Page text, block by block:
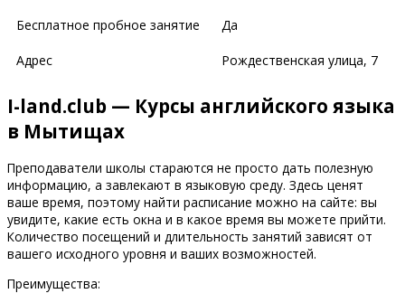
Бесплатное пробное занятие Да
Адрес Рождественская улица, 7
I-land.club — Курсы английского языка
в Мытищах
Преподаватели школы стараются не просто дать полезную
информацию, а завлекают в языковую среду. Здесь ценят
ваше время, поэтому найти расписание можно на сайте: вы
увидите, какие есть окна и в какое время вы можете прийти.
Количество посещений и длительность занятий зависят от
вашего исходного уровня и ваших возможностей.
Преимущества: